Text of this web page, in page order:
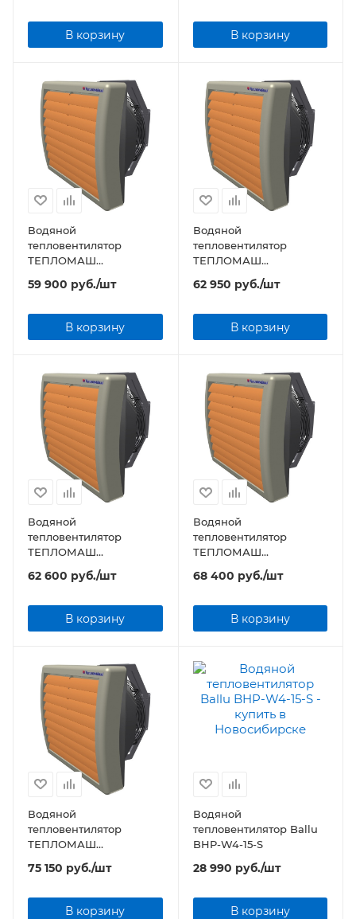
В корзину В корзину
Водяной
тепловентилятор
ТЕПЛОМАШ
КЭВ-75M4W2 серии MW
59 900 руб./шт
В корзину
Водяной
тепловентилятор
ТЕПЛОМАШ
КЭВ-95M4W3 серии MW
62 950 руб./шт
В корзину
Водяной
тепловентилятор
ТЕПЛОМАШ
КЭВ-100M5W2 серии
MW
62 600 руб./шт
В корзину
Водяной
тепловентилятор
ТЕПЛОМАШ
КЭВ-126M5W3 серии MW
68 400 руб./шт
В корзину
Водяной
тепловентилятор
ТЕПЛОМАШ
КЭВ-142M5W4 серии
MW
75 150 руб./шт
В корзину
Водяной
тепловентилятор Ballu
BHP-W4-15-S
28 990 руб./шт
В корзину